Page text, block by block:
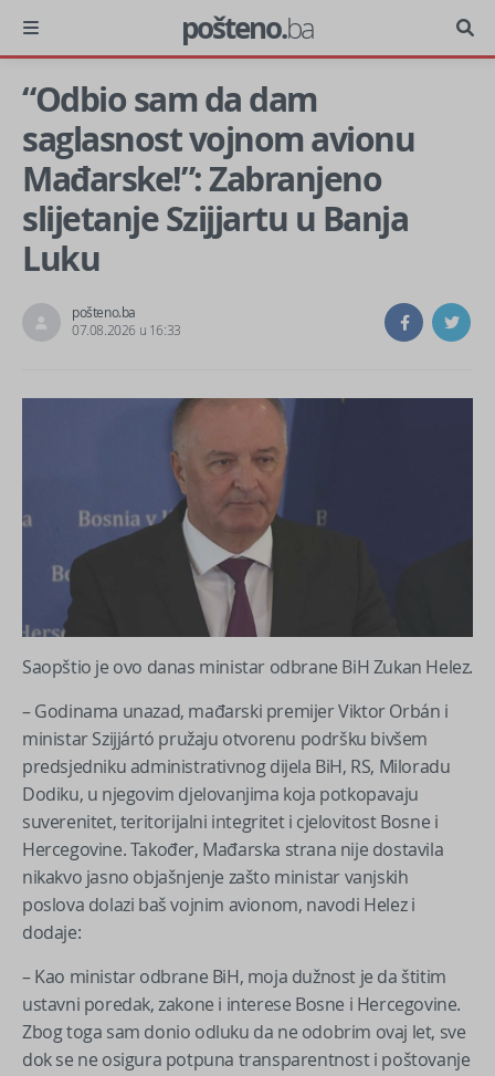
pošteno.ba
“Odbio sam da dam
saglasnost vojnom avionu
Mađarske!”: Zabranjeno
slijetanje Szijjartu u Banja
Luku
pošteno.ba
07.08.2026 u 16:33
Saopštio je ovo danas ministar odbrane BiH Zukan Helez.
– Godinama unazad, mađarski premijer Viktor Orbán i
ministar Szijjártó pružaju otvorenu podršku bivšem
predsjedniku administrativnog dijela BiH, RS, Miloradu
Dodiku, u njegovim djelovanjima koja potkopavaju
suverenitet, teritorijalni integritet i cjelovitost Bosne i
Hercegovine. Također, Mađarska strana nije dostavila
nikakvo jasno objašnjenje zašto ministar vanjskih
poslova dolazi baš vojnim avionom, navodi Helez i
dodaje:
– Kao ministar odbrane BiH, moja dužnost je da štitim
ustavni poredak, zakone i interese Bosne i Hercegovine.
Zbog toga sam donio odluku da ne odobrim ovaj let, sve
dok se ne osigura potpuna transparentnost i poštovanje